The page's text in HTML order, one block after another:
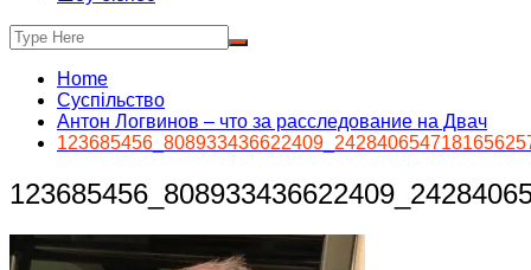
Home
Суспільство
Антон Логвинов – что за расследование на Двач